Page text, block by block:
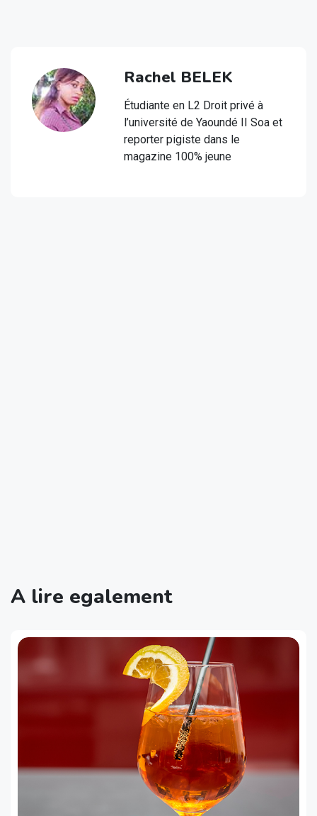
Rachel BELEK
Étudiante en L2 Droit privé à
l’université de Yaoundé II Soa et
reporter pigiste dans le
magazine 100% jeune
A lire egalement